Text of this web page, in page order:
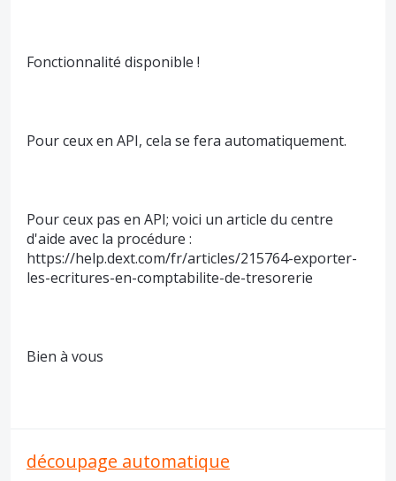
Fonctionnalité disponible !
Pour ceux en API, cela se fera automatiquement.
Pour ceux pas en API; voici un article du centre
d'aide avec la procédure :
https://help.dext.com/fr/articles/215764-exporter-
les-ecritures-en-comptabilite-de-tresorerie
Bien à vous
découpage automatique